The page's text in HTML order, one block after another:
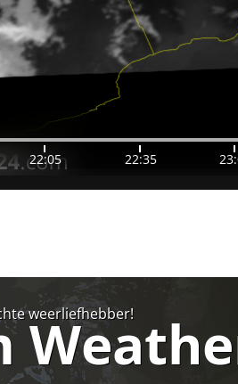
22:05 22:35
weerliefhebber!